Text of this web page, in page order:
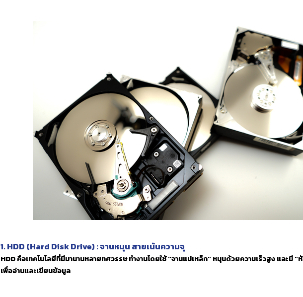
1. HDD (Hard Disk Drive) : จานหมุน สายเน้นความจุ
HDD คือเทคโนโลยีที่มีมานานหลายทศวรรษ ทำงานโดยใช้ "จานแม่เหล็ก" หมุนด้วยความเร็วสูง และมี "
เพื่ออ่านและเขียนข้อมูล